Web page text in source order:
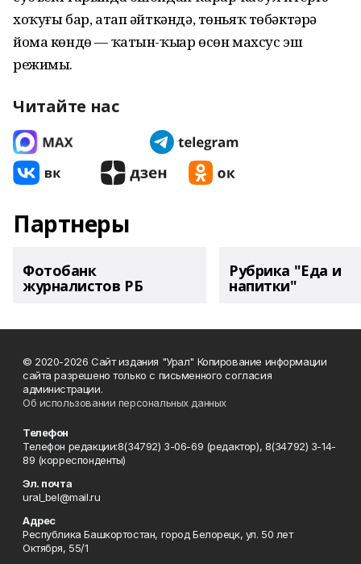
хоҡуғы бар, атап әйткәндә, төньяҡ төбәктәрҙә
йома көндө — ҡатын-ҡыҙҙар өсөн махсус эш
режимы.
Читайте нас
Партнеры
Фотобанк
журналистов РБ
Рубрика "Еда и
напитки"
© 2020-2026 Сайт издания "Урал" Копирование информации
сайта разрешено только с письменного согласия
администрации.
Об использовании персональных данных
Телефон
Телефон редакции:8(34792) 3-06-69 (редактор), 8(34792) 3-14-
89 (корреспонденты)
Эл. почта
ural_bel@mail.ru
Адрес
Республика Башкортостан, город Белорецк, ул. 50 лет
Октября, 55/1